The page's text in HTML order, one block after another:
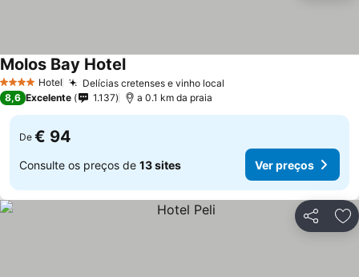
4 EstrelasHotel Delícias cretenses e vinho local
Molos Bay Hotel
8,6 Excelente 1.137 a 0.1 km da praia
De € 94
Consulte os preços de 13 sites Ver preços
Partilhar